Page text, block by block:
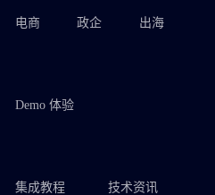
电商 政企 出海
Demo 体验
集成教程 技术资讯